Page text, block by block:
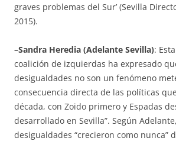
graves problemas del Sur’ (Sevilla
2015).
–Sandra Heredia (Adelante Sevilla):
coalición de izquierdas ha expresado
desigualdades no son un fenómeno
consecuencia directa de las políticas
década, con Zoido primero y Espadas
desarrollado en Sevilla”. Según
desigualdades “crecieron como nunca”